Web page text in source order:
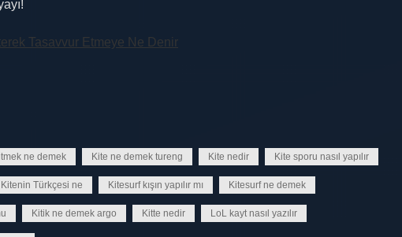
Tasavvur Etmeye Ne Denir
ne demek Kite ne demek tureng Kite nedir Kite sporu nasıl yapılır
Kitenin Türkçesi ne Kitesurf kışın yapılır mı Kitesurf ne demek
Kitik ne demek argo Kitte nedir LoL kayt nasıl yazılır